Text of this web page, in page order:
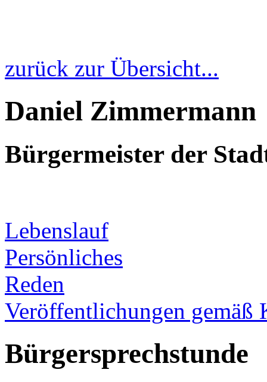
zurück zur Übersicht...
Daniel Zimmermann
Bürgermeister der
Lebenslauf
Persönliches
Reden
Veröffentlichungen gemäß
Bürgersprechstunde